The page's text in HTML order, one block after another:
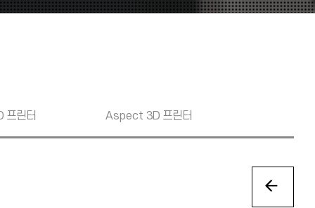
프린터 Aspect 3D 프린터